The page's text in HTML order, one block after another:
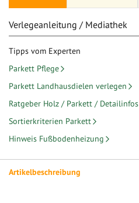
Artikelbeschreibung
Verlegeanleitung / Mediathek
Tipps vom Experten
Parkett Pflege
Parkett Landhausdielen verlegen
Ratgeber Holz / Parkett / Detailinfos
Sortierkriterien Parkett
Hinweis Fußbodenheizung